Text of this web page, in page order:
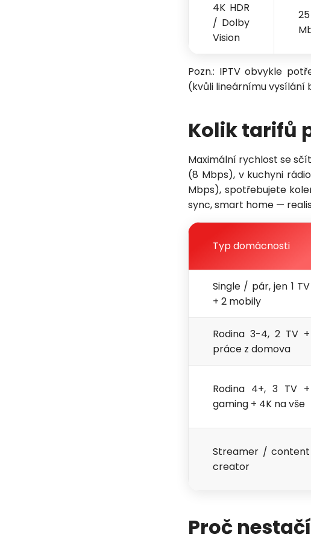
4K HDR
/ Dolby
Vision
25
Pozn.: IPTV obvykle
(kvůli lineárnímu vysílání
Kolik tarifů
Maximální rychlost se
(8 Mbps), v kuchyni
Mbps), spotřebujete
sync, smart home —
Typ domácnosti
Single / pár, jen 1 TV
+ 2 mobily
Rodina 3-4, 2 TV +
práce z domova
Rodina 4+, 3 TV +
gaming + 4K na vše
Streamer / content
creator
Proč